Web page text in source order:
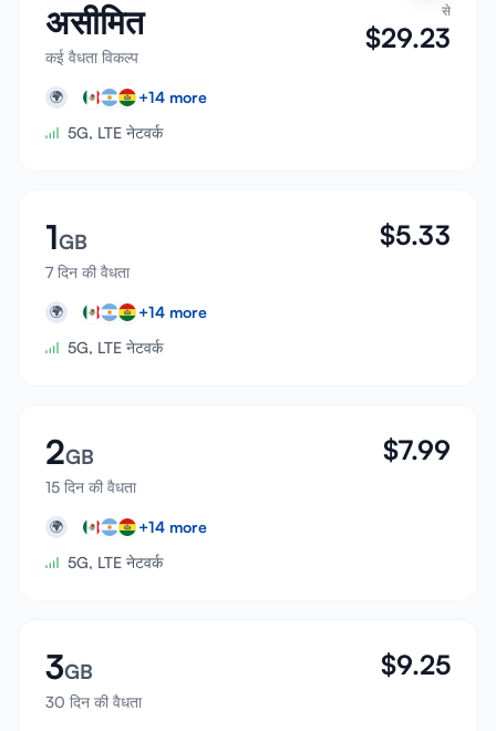
असीमित
कई वैधता विकल्प
से
$29.23
🌍 +14 more
5G, LTE नेटवर्क
1GB
7 दिन की वैधता
$5.33
🌍 +14 more
5G, LTE नेटवर्क
2GB
15 दिन की वैधता
$7.99
🌍 +14 more
5G, LTE नेटवर्क
3GB
30 दिन की वैधता
$9.25